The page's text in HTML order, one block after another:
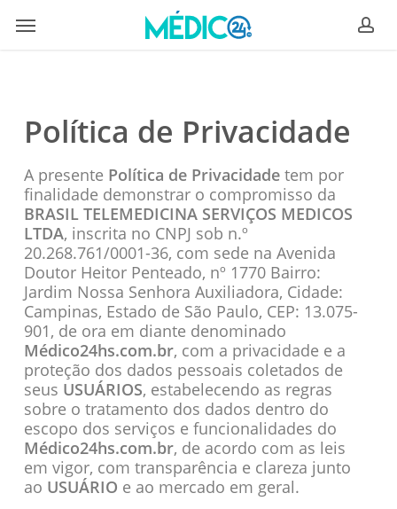
Menu
Política de Privacidade
A presente Política de Privacidadetem por
finalidade demonstrar o compromisso da
BRASIL TELEMEDICINA SERVIÇOS MEDICOS
LTDA, inscrita no CNPJ sob n.º
20.268.761/0001-36, com sede na Avenida
Doutor Heitor Penteado, nº 1770 Bairro:
Jardim Nossa Senhora Auxiliadora, Cidade:
Campinas, Estado de São Paulo, CEP: 13.075-
901, de ora em diante denominado
Médico24hs.com.br, com a privacidade e a
proteção dos dados pessoais coletados de
seus USUÁRIOS, estabelecendo as regras
sobre o tratamento dos dados dentro do
escopo dos serviços e funcionalidades do
Médico24hs.com.br, de acordo com as leis
em vigor, com transparência e clareza junto
ao USUÁRIO e ao mercado em geral.